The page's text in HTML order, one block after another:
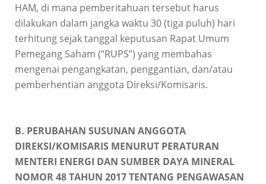
HAM, di mana pemberitahuan tersebut harus
dilakukan dalam jangka waktu 30 (tiga puluh) hari
terhitung sejak tanggal keputusan Rapat Umum
Pemegang Saham (“RUPS”) yang membahas
mengenai pengangkatan, penggantian, dan/atau
pemberhentian anggota Direksi/Komisaris.
B. PERUBAHAN SUSUNAN ANGGOTA
DIREKSI/KOMISARIS MENURUT PERATURAN
MENTERI ENERGI DAN SUMBER DAYA MINERAL
NOMOR 48 TAHUN 2017 TENTANG PENGAWASAN